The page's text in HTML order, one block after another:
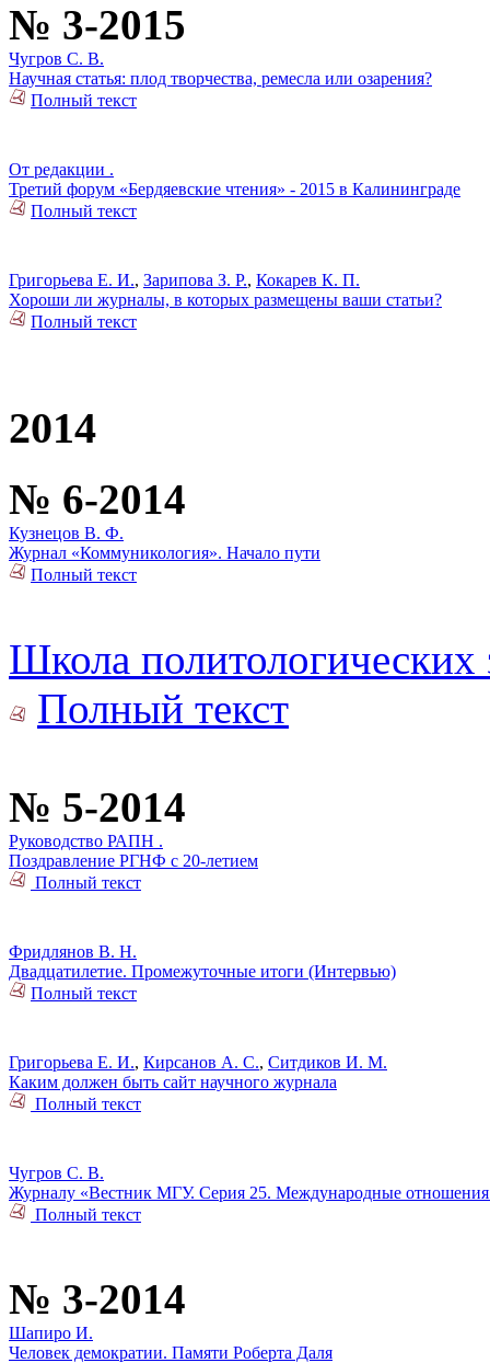
№ 3-2015
Чугров С. В.
Научная статья: плод творчества, ремесла или озарения?
Полный текст
От редакции .
Третий форум «Бердяевские чтения» - 2015 в Калининграде
Полный текст
Григорьева Е. И., Зарипова З. Р., Кокарев К. П.
Хороши ли журналы, в которых размещены ваши статьи?
Полный текст
2014
№ 6-2014
Кузнецов В. Ф.
Журнал «Коммуникология». Начало пути
Полный текст
Школа
Полный текст
№ 5-2014
Руководство РАПН .
Поздравление РГНФ с 20-летием
Полный текст
Фридлянов В. Н.
Двадцатилетие. Промежуточные итоги (Интервью)
Полный текст
Григорьева Е. И., Кирсанов А. С., Ситдиков И. М.
Каким должен быть сайт научного журнала
Полный текст
Чугров С. В.
Журналу «Вестник МГУ. Серия 25. Международные отношения
Полный текст
№ 3-2014
Шапиро И.
Человек демократии. Памяти Роберта Даля